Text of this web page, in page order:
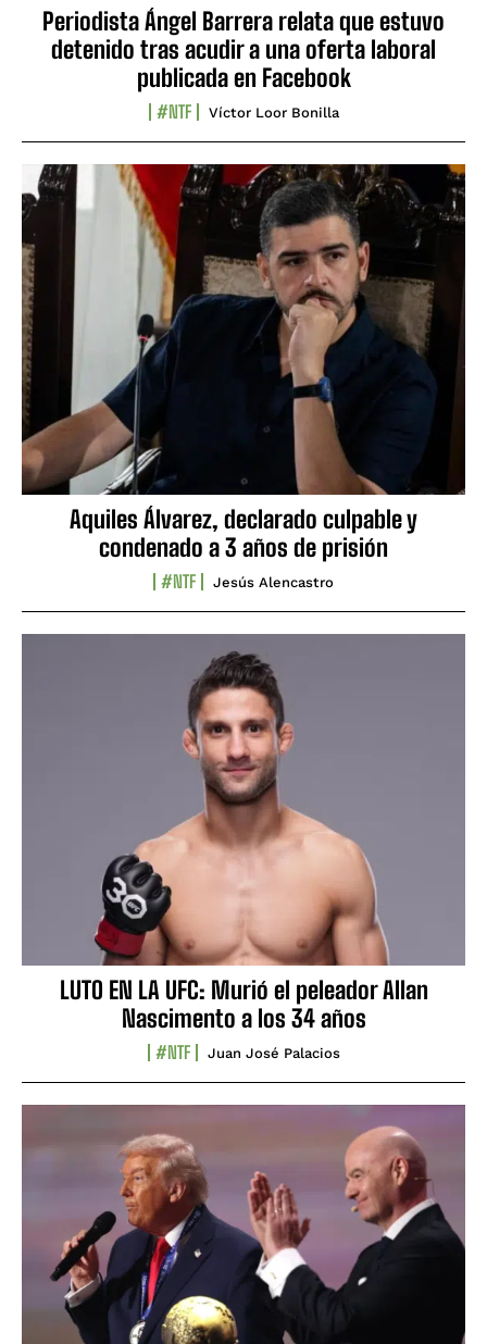
Periodista Ángel Barrera relata que estuvo
detenido tras acudir a una oferta laboral
publicada en Facebook
#NTF Víctor Loor Bonilla
Aquiles Álvarez, declarado culpable y
condenado a 3 años de prisión
#NTF Jesús Alencastro
LUTO EN LA UFC: Murió el peleador Allan
Nascimento a los 34 años
#NTF Juan José Palacios